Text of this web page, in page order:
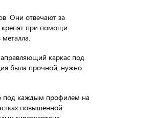
Они отвечают за
крепят при помощи
каркас под
была прочной, нужно
под каждым профилем на
повышенной